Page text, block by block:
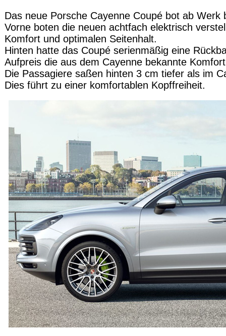
Das neue Porsche Cayenne Coupé bot ab Werk
Vorne boten die neuen achtfach elektrisch
Komfort und optimalen Seitenhalt.
Hinten hatte das Coupé serienmäßig eine
Aufpreis die aus dem Cayenne bekannte
Die Passagiere saßen hinten 3 cm tiefer als im
Dies führt zu einer komfortablen Kopffreiheit.